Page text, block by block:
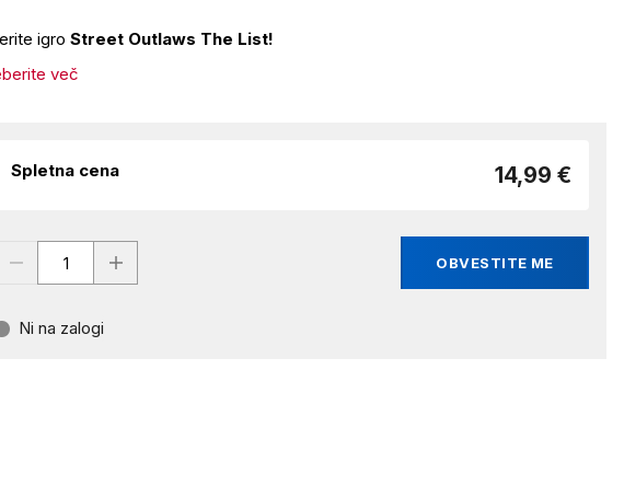
igroStreet Outlaws The List!
več
Spletna cena 14,99 €
OBVESTITE ME
Ni na zalogi